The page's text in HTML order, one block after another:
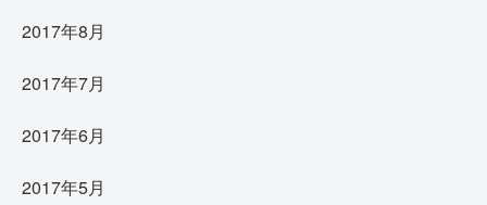
2017年8月
2017年7月
2017年6月
2017年5月